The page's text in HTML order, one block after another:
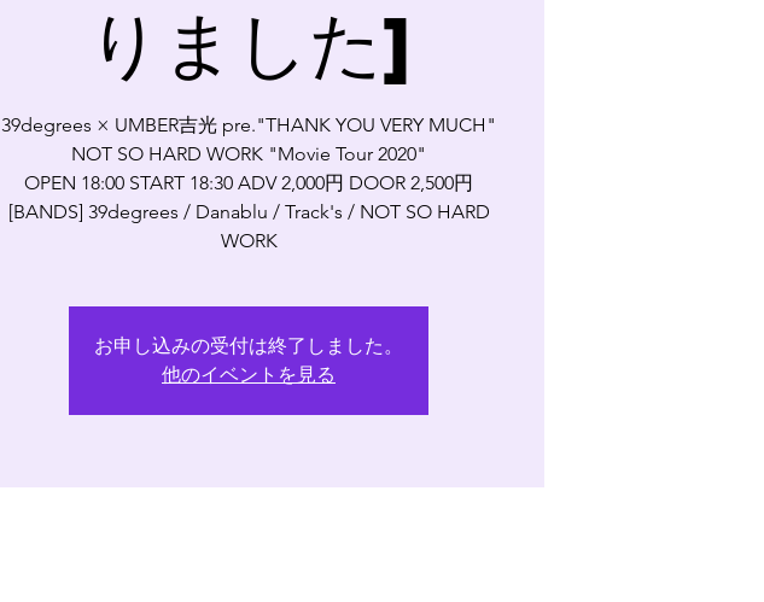
りました]
39degrees × UMBER吉光 pre."THANK YOU VERY MUCH"
NOT SO HARD WORK "Movie Tour 2020"
OPEN 18:00 START 18:30 ADV 2,000円 DOOR 2,500円
[BANDS] 39degrees / Danablu / Track's / NOT SO HARD
WORK
お申し込みの受付は終了しました。
他のイベントを見る